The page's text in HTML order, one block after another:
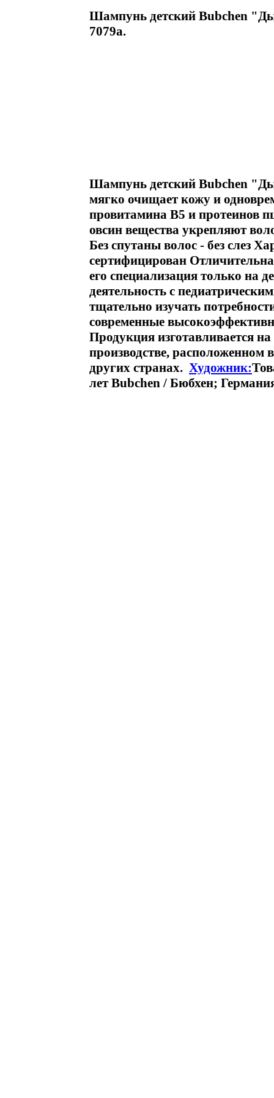
Шампунь детский Bubchen
7079a.
Шампунь детский Bubchen
мягко очищает кожу и
провитамина В5 и протеинов
овсин вещества укрепляют
Без спутаны волос - без слез
сертифицирован
его специализация только на
деятельность с
тщательно изучать
современные
Продукция изготавливается
производстве,
других странах. Художник:
лет Bubchen / Бюбхен;